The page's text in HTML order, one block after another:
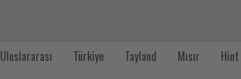
Uluslararası Türkiye Tayland Mısır Hint